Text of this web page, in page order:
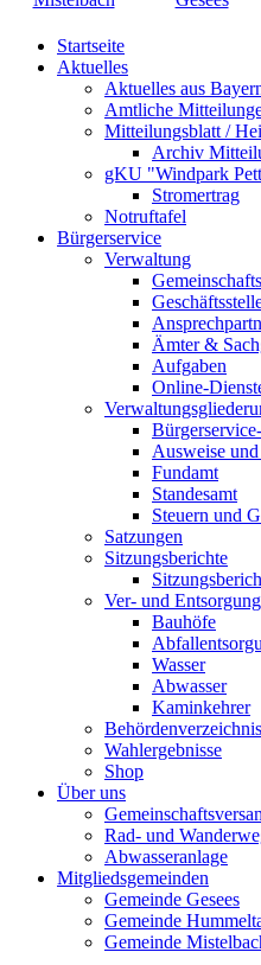
Startseite
Aktuelles
Aktuelles aus
Amtliche
Mitteilungsblatt /
Archiv
gKU "Windpark
Stromertrag
Notruftafel
Bürgerservice
Verwaltung
Ämter &
Aufgaben
Online-
Ausweise und
Fundamt
Standesamt
Steuern und
Satzungen
Sitzungsberichte
Ver- und Entsorgung
Bauhöfe
Wasser
Abwasser
Kaminkehrer
Behördenverzeichnis
Wahlergebnisse
Shop
Über uns
Rad- und
Abwasseranlage
Mitgliedsgemeinden
Gemeinde Gesees
Gemeinde
Gemeinde